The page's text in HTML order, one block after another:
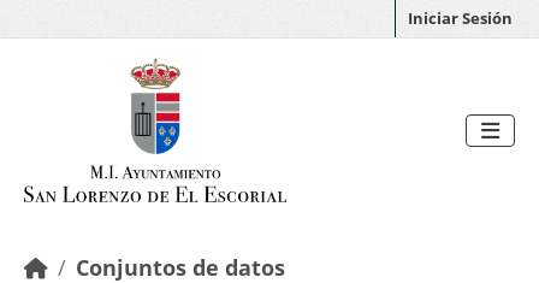
Iniciar Sesión
Conjuntos de datos